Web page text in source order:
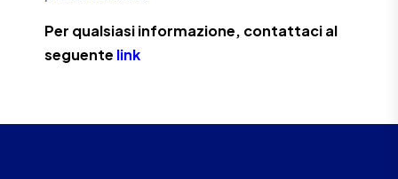
Per qualsiasi informazione, contattaci al
seguente link